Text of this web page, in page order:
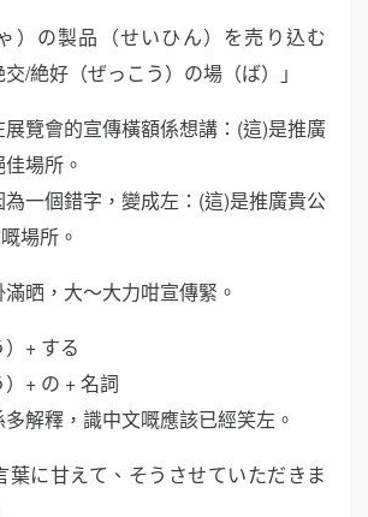
）の製品（せいひん）を売り込む
交/絶好（ぜっこう）の場（ば）」
覽會的宣傳橫額係想講：(這)是推廣
場所。
一個錯字，變成左：(這)是推廣貴公
場所。
晒，大～大力咁宣傳緊。
+ する
+ の + 名詞
解釋，識中文嘅應該已經笑左。
葉に甘えて、そうさせていただきま